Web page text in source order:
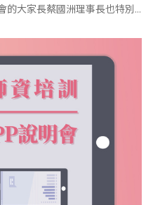
的大家長蔡國洲理事長也特別
共同參與，討論2019年珠算推
表